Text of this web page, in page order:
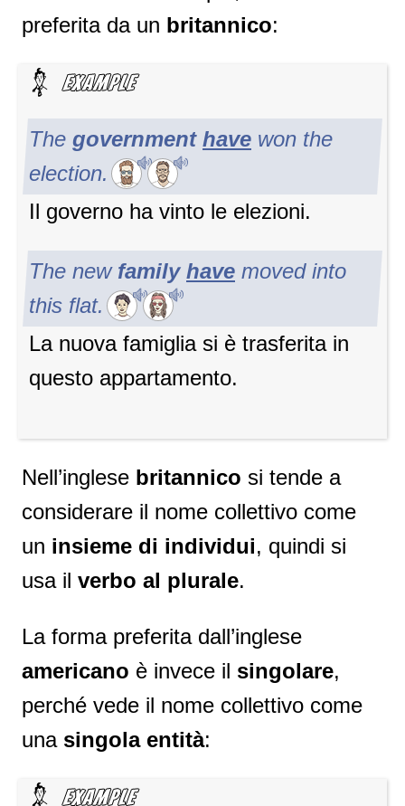
preferita da un britannico:
The government have won the
election.
Il governo ha vinto le elezioni.
The new family have moved into
this flat.
La nuova famiglia si è trasferita in
questo appartamento.
Nell’inglese britannico si tende a
considerare il nome collettivo come
un insieme di individui, quindi si
usa il verbo al plurale.
La forma preferita dall’inglese
americano è invece il singolare,
perché vede il nome collettivo come
una singola entità: